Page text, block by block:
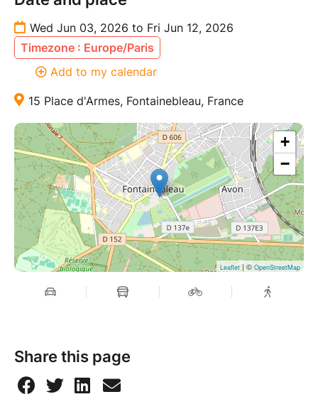
Wed Jun 03, 2026 to Fri Jun 12, 2026
Timezone : Europe/Paris
Add to my calendar
15 Place d'Armes, Fontainebleau, France
+
−
Leaflet| © OpenStreetMap
Share this page